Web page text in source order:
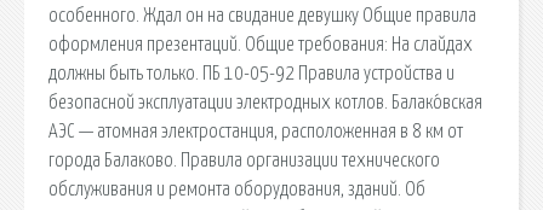
особенного. Ждал он на свидание девушку Общие правила
оформления презентаций. Общие требования: На слайдах
должны быть только. ПБ 10-05-92 Правила устройства и
безопасной эксплуатации электродных котлов. Балако́вская
АЭС — атомная электростанция, расположенная в 8 км от
города Балаково. Правила организации технического
обслуживания и ремонта оборудования, зданий. Об